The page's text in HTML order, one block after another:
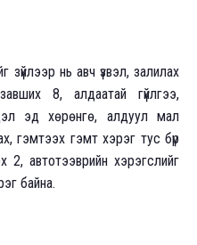
нь авч үзвэл, залилах
8, алдаатай гүйлгээ,
эд хөрөнгө, алдуул мал
гэмтээх гэмт хэрэг тус бүр
автотээврийн хэрэгслийг
байна.